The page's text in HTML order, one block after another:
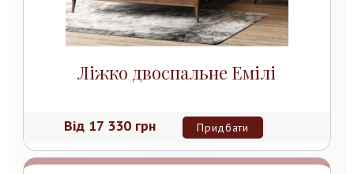
Ліжко двоспальне Емілі
Від 17 330 грн Придбати